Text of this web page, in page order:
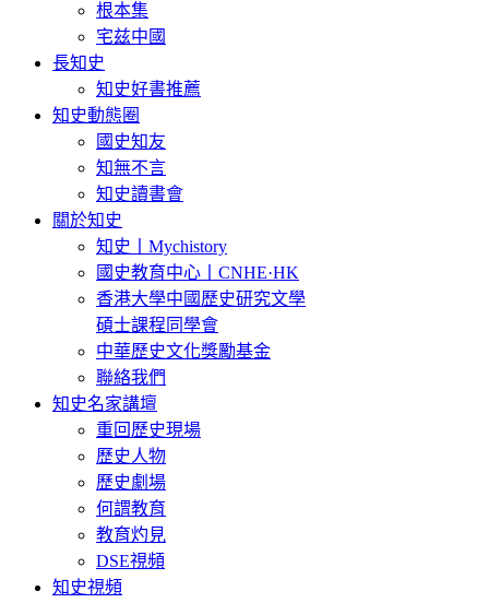
根本集
宅兹中國
長知史
知史好書推薦
知史動態圈
國史知友
知無不言
知史讀書會
關於知史
知史丨Mychistory
國史教育中心丨CNHE·HK
香港大學中國歷史研究文學
碩士課程同學會
中華歷史文化獎勵基金
聯絡我們
知史名家講壇
重回歷史現場
歷史人物
歷史劇場
何謂教育
教育灼見
DSE視頻
知史視頻